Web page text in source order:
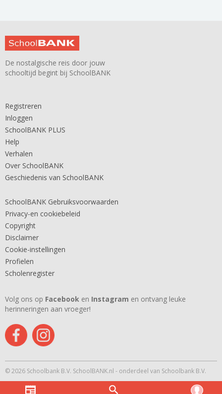
De nostalgische reis door jouw
schooltijd begint bij SchoolBANK
Registreren
Inloggen
SchoolBANK PLUS
Help
Verhalen
Over SchoolBANK
Geschiedenis van SchoolBANK
SchoolBANK Gebruiksvoorwaarden
Privacy-en cookiebeleid
Copyright
Disclaimer
Cookie-instellingen
Profielen
Scholenregister
Volg ons op Facebook en Instagram en ontvang leuke
herinneringen aan vroeger!
© 2026 Schoolbank B.V. SchoolBANK.nl - onderdeel van Schoolbank B.V.